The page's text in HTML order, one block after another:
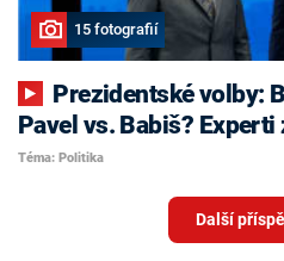
15 fotografií
Pavel vs. Babiš?
Téma: Politika
Další